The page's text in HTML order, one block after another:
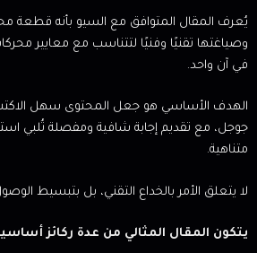
يُعرف المقال المتوافق مع السيو بأنه قطعة
وصياغتها تقنيًا وفنيًا لتتناسب مع معايير
في آن واحد.
الهدف الأساسي هو جعل المحتوى سهل
جوجل، مع تقديم إجابة شافية ومفصلة تُلبي
متناهية.
لا يتعلق الأمر بالخداع التقني، بل بتبسيط
يتكون المقال المثالي من عدة ركائز